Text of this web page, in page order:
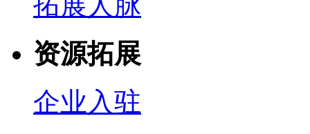
资源拓展
企业入驻